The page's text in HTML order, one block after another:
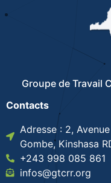
Groupe de Travail
Contacts
Adresse : 2,
Gombe, Kinshasa
+243 998 085 861
infos@gtcrr.org